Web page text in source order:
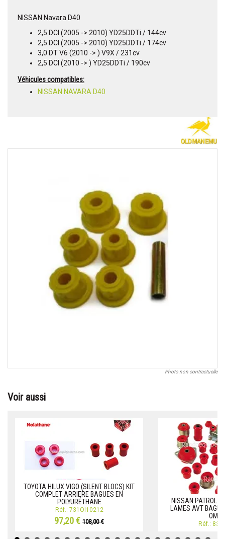
NISSAN Navara D40
2,5 DCI (2005 -> 2010) YD25DDTi / 144cv
2,5 DCI (2005 -> 2010) YD25DDTi / 174cv
3,0 DT V6 (2010 -> ) V9X / 231cv
2,5 DCI (2010 -> ) YD25DDTi / 190cv
Véhicules compatibles:
NISSAN NAVARA D40
Photo non contractuelle
Voir aussi
TOYOTA HILUX VIGO (SILENT BLOCS) KIT
COMPLET ARRIERE BAGUES EN
POLYURÉTHANE
Réf.: 731OI10212
97,20 € 108,00 €
NISSAN PATROL
LAMES AVT
Réf.: